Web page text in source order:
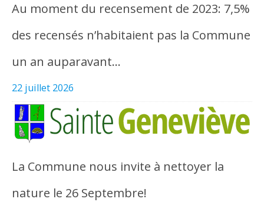
Au moment du recensement de 2023: 7,5%
des recensés n’habitaient pas la Commune
un an auparavant…
22 juillet 2026
La Commune nous invite à nettoyer la
nature le 26 Septembre!